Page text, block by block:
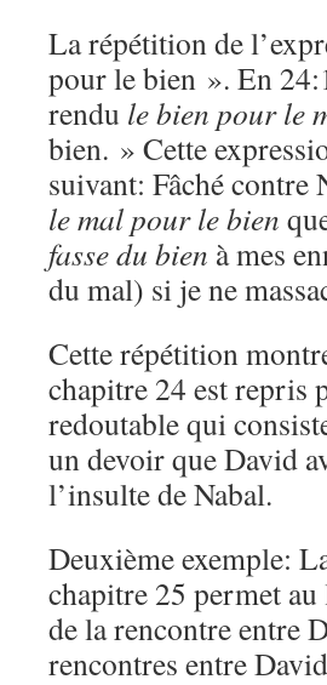
La répétition de
pour le bien ». En
rendu le bien pour le
bien. » Cette
suivant: Fâché
le mal pour le bien
fasse du bien à mes
du mal) si je ne
Cette répétition
chapitre 24 est repris
redoutable qui
un devoir que David
l’insulte de Nabal.
Deuxième exemple:
chapitre 25 permet
de la rencontre entre
rencontres entre